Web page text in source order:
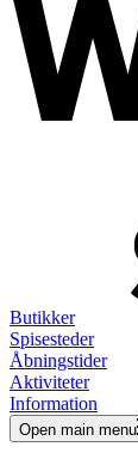
Butikker
Spisesteder
Åbningstider
Aktiviteter
Information
Open main menu